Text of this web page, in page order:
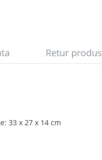
Retur produs
33 х 27 х 14 cm